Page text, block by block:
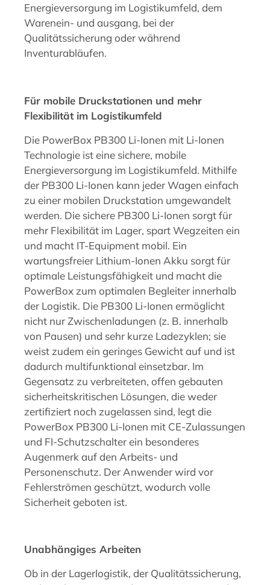
Energieversorgung im Logistikumfeld, dem
Warenein- und ausgang, bei der
Qualitätssicherung oder während
Inventurabläufen.
Für mobile Druckstationen und mehr
Flexibilität im Logistikumfeld
Die PowerBox PB300 Li-Ionen mit Li-Ionen
Technologie ist eine sichere, mobile
Energieversorgung im Logistikumfeld. Mithilfe
der PB300 Li-Ionen kann jeder Wagen einfach
zu einer mobilen Druckstation umgewandelt
werden. Die sichere PB300 Li-Ionen sorgt für
mehr Flexibilität im Lager, spart Wegzeiten ein
und macht IT-Equipment mobil. Ein
wartungsfreier Lithium-Ionen Akku sorgt für
optimale Leistungsfähigkeit und macht die
PowerBox zum optimalen Begleiter innerhalb
der Logistik. Die PB300 Li-Ionen ermöglicht
nicht nur Zwischenladungen (z. B. innerhalb
von Pausen) und sehr kurze Ladezyklen; sie
weist zudem ein geringes Gewicht auf und ist
dadurch multifunktional einsetzbar. Im
Gegensatz zu verbreiteten, offen gebauten
sicherheitskritischen Lösungen, die weder
zertifiziert noch zugelassen sind, legt die
PowerBox PB300 Li-Ionen mit CE-Zulassungen
und FI-Schutzschalter ein besonderes
Augenmerk auf den Arbeits- und
Personenschutz. Der Anwender wird vor
Fehlerströmen geschützt, wodurch volle
Sicherheit geboten ist.
Unabhängiges Arbeiten
Ob in der Lagerlogistik, der Qualitätssicherung,